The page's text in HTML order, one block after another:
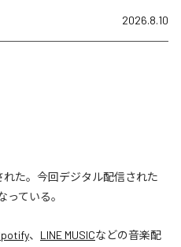
2026.8.10
れた。今回デジタル配信された
っている。
、 LINE MUSICなどの音楽配